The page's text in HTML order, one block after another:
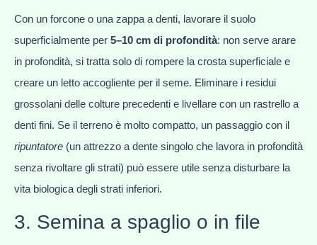
Con un forcone o una zappa a denti, lavorare il suolo
superficialmente per 5–10 cm di profondità: non serve arare
in profondità, si tratta solo di rompere la crosta superficiale e
creare un letto accogliente per il seme. Eliminare i residui
grossolani delle colture precedenti e livellare con un rastrello a
denti fini. Se il terreno è molto compatto, un passaggio con il
ripuntatore (un attrezzo a dente singolo che lavora in profondità
senza rivoltare gli strati) può essere utile senza disturbare la
vita biologica degli strati inferiori.
3. Semina a spaglio o in file